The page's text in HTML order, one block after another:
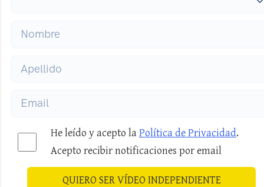
He leído y acepto laPolítica de Privacidad.
Acepto recibir notificaciones por email
QUIERO SER VÍDEO INDEPENDIENTE